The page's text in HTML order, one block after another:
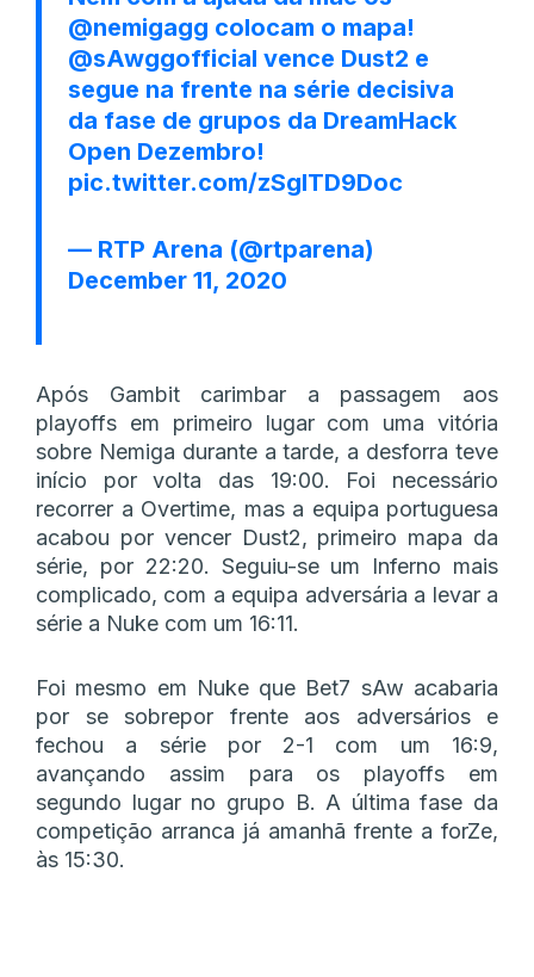
@nemigagg colocam o mapa!
@sAwggofficial vence Dust2 e
segue na frente na série decisiva
da fase de grupos da DreamHack
Open Dezembro!
pic.twitter.com/zSglTD9Doc
— RTP Arena (@rtparena)
December 11, 2020
Após Gambit carimbar a passagem aos
playoffs em primeiro lugar com uma vitória
sobre Nemiga durante a tarde, a desforra teve
início por volta das 19:00. Foi necessário
recorrer a Overtime, mas a equipa portuguesa
acabou por vencer Dust2, primeiro mapa da
série, por 22:20. Seguiu-se um Inferno mais
complicado, com a equipa adversária a levar a
série a Nuke com um 16:11.
Foi mesmo em Nuke que Bet7 sAw acabaria
por se sobrepor frente aos adversários e
fechou a série por 2-1 com um 16:9,
avançando assim para os playoffs em
segundo lugar no grupo B. A última fase da
competição arranca já amanhã frente a forZe,
às 15:30.